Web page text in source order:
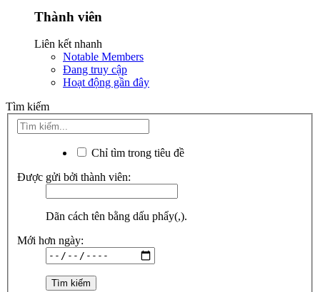
Thành viên
Liên kết nhanh
Notable Members
Đang truy cập
Hoạt động gần đây
Tìm kiếm
Chỉ tìm trong tiêu đề
Được gửi bởi thành viên:
Dãn cách tên bằng dấu phẩy(,).
Mới hơn ngày: